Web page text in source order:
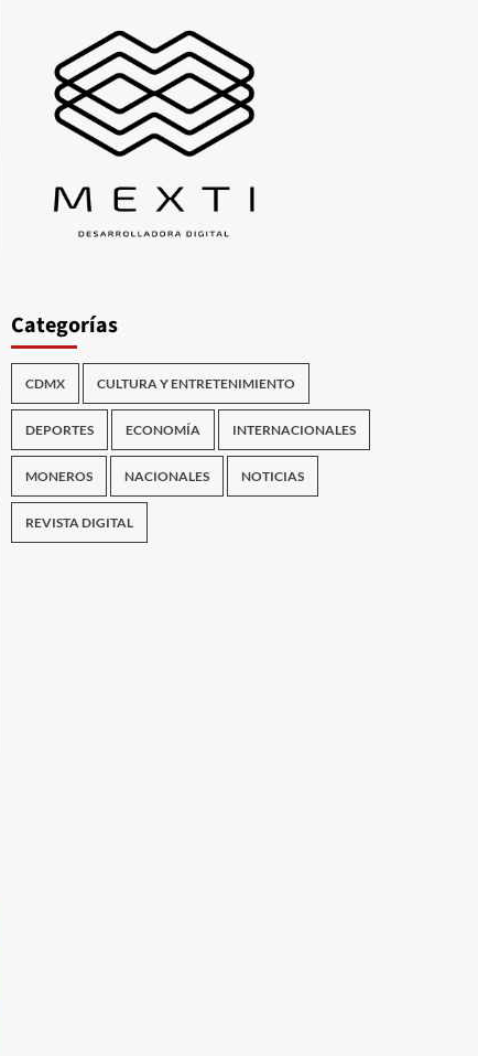
Categorías
CDMX CULTURA Y ENTRETENIMIENTO
DEPORTES ECONOMÍA INTERNACIONALES
MONEROS NACIONALES NOTICIAS
REVISTA DIGITAL